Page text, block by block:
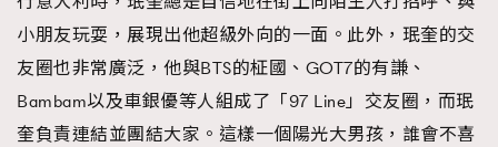
小朋友玩耍，展現出他超級外向的一面。此外，珉奎的交
友圈也非常廣泛，他與BTS的柾國、GOT7的有謙、
Bambam以及車銀優等人組成了「97 Line」交友圈，而珉
奎負責連結並團結大家。這樣一個陽光大男孩，誰會不喜